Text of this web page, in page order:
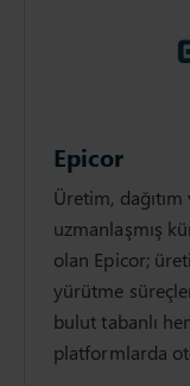
Epicor
Üretim,
uzmanlaşmış
olan Epicor;
yürütme
bulut tabanlı
platformlarda